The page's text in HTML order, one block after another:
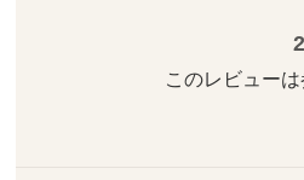
2
このレビュー